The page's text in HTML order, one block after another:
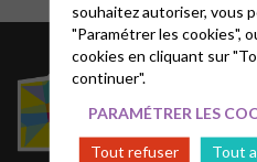
souhaitez autoriser, vous
"Paramétrer les cookies",
cookies en cliquant sur
continuer".
PARAMÉTRER LES
Tout refuser
Tout